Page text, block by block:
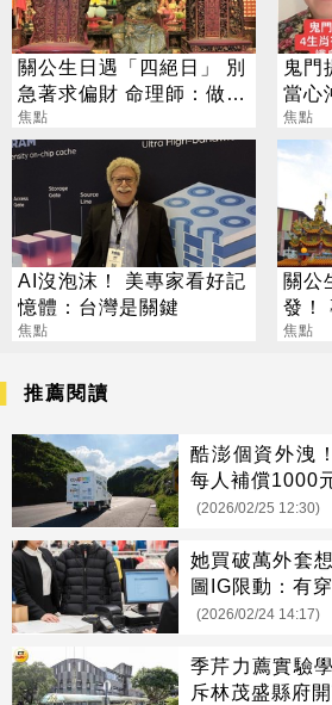
關公生日遇「四絕日」 別
急著求偏財 命理師：做1
事更有效
焦點
鬼門
當心
法寶
焦點
AI沒泡沫！ 美專家看好記
憶體：台灣是關鍵
焦點
關公
發！
別亂拜
焦點
推薦閱讀
酷澎個資外洩
每人補償1000
(2026/02/25 12:30)
她買破萬外套
圖IG限動：有
(2026/02/24 14:17)
季芹力薦實驗
斥林茂盛縣府